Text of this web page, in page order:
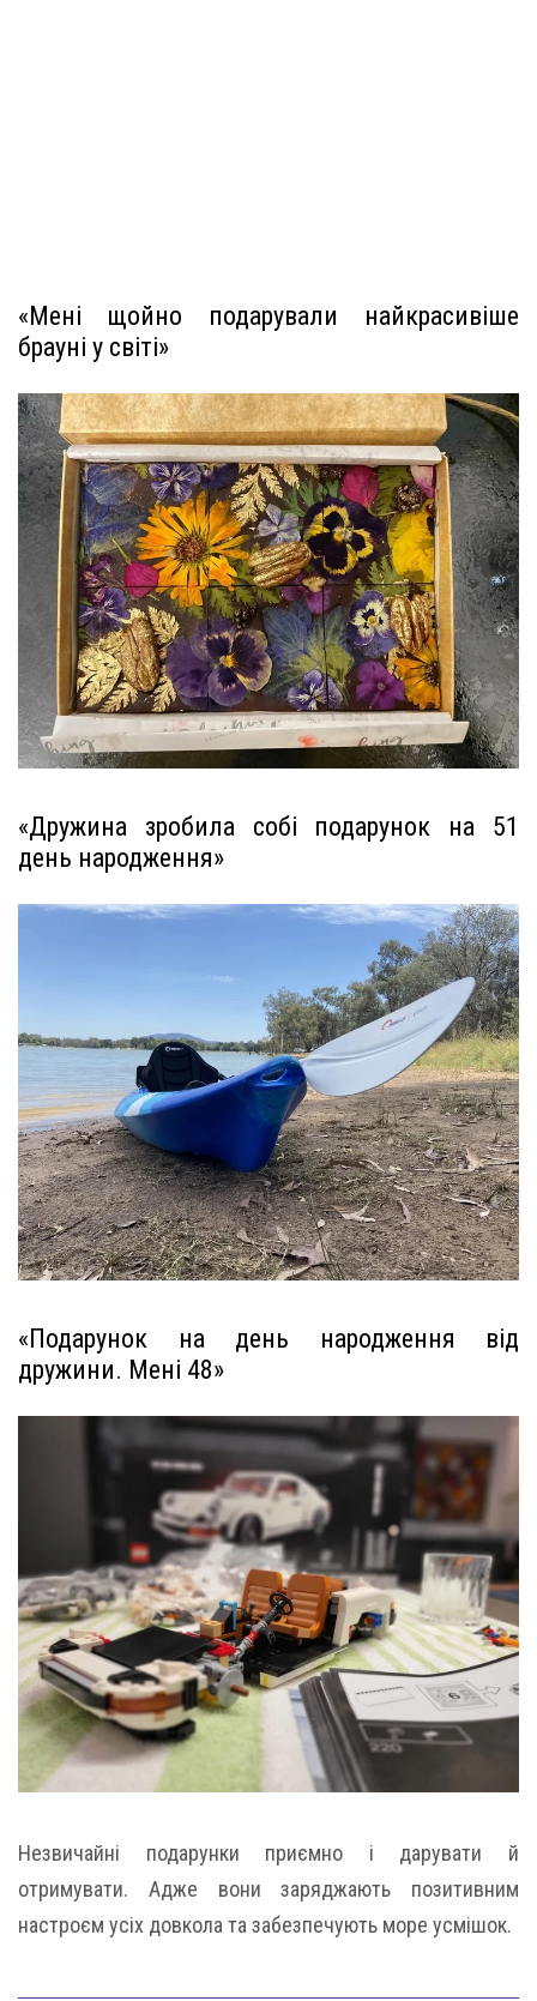
«Мені щойно подарували найкрасивіше
брауні у світі»
«Дружина зробила собі подарунок на 51
день народження»
«Подарунок на день народження від
дружини. Мені 48»
Незвичайні подарунки приємно і дарувати й
отримувати. Адже вони заряджають позитивним
настроєм усіх довкола та забезпечують море усмішок.